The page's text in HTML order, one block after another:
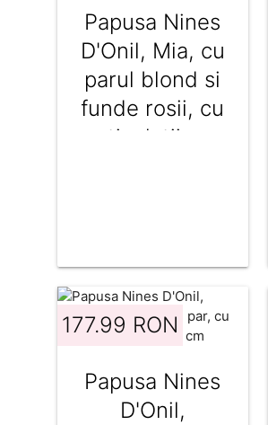
Papusa Nines
D'Onil, Mia, cu
parul blond si
funde rosii, cu
articulatii, cu
177.99 RON
Papusa Nines
D'Onil,